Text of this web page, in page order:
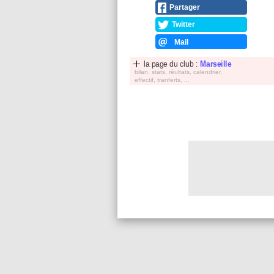
Partager
Twitter
Mail
la page du club : Marseille
bilan, stats, réultats, calendrier,
effectif, tranferts, ...